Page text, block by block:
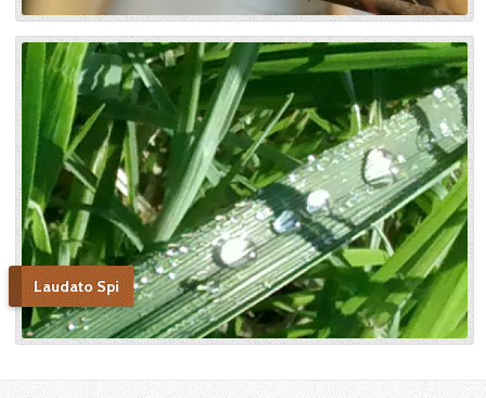
Laudato Spi